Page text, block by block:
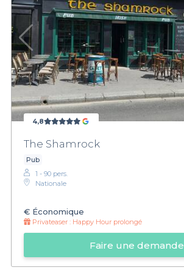
4,8
The Shamrock
Pub
1 - 90 pers.
Nationale
€ Économique
Privateaser : Happy Hour prolongé
Faire une demande